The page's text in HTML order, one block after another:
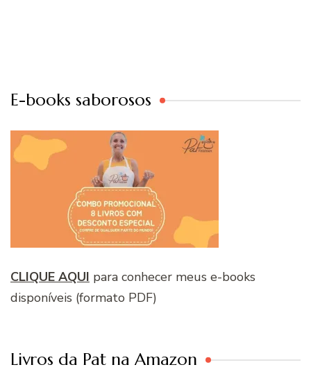
E-books saborosos
CLIQUE AQUI para conhecer meus e-books
disponíveis (formato PDF)
Livros da Pat na Amazon